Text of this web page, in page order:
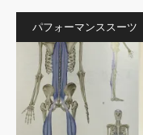
パフォーマンススーツ